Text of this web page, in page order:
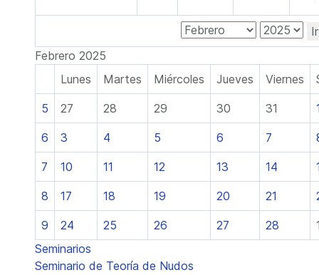
Febrero 2025
Lunes
Martes Miércoles Jueves Viernes
5 27 28 29 30 31
6 3 4 5 6 7
7 10 11 12 13 14
8 17 18 19 20 21
9 24 25 26 27 28
Seminarios
Seminario de Teoría de Nudos